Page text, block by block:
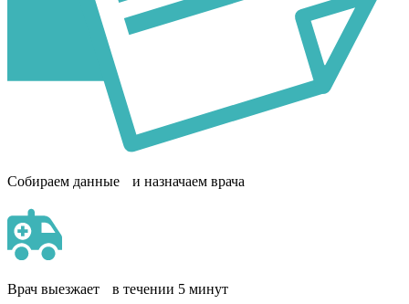
Собираем данные и назначаем врача
Врач выезжает в течении 5 минут